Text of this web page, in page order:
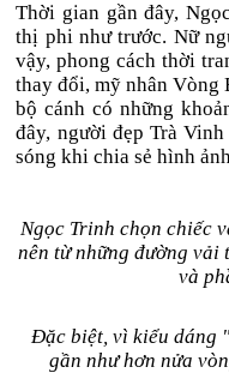
Thời gian gần đây,
thị phi như trước. Nữ
vậy, phong cách thời
thay đổi, mỹ nhân Vòng
bộ cánh có những
đây, người đẹp Trà
sóng khi chia sẻ hình
Ngọc Trinh chọn chiếc
nên từ những đường
và
Đặc biệt, vì kiểu dáng
gần như hơn nửa